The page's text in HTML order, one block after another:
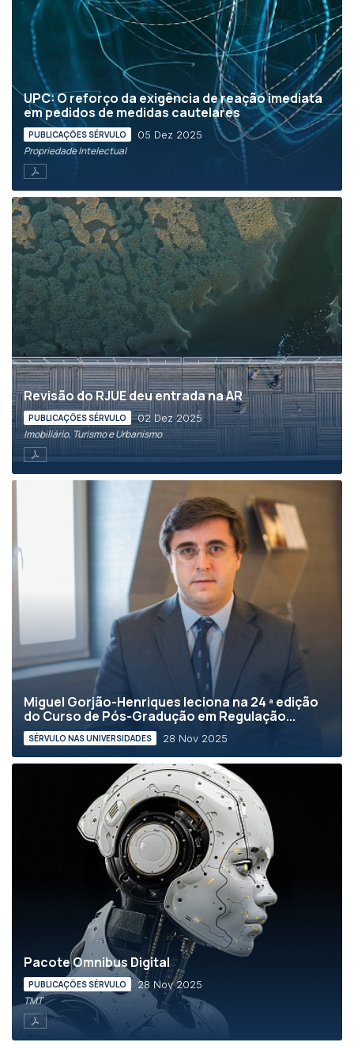
UPC: O reforço da exigência de reação imediata
em pedidos de medidas cautelares
PUBLICAÇÕES SÉRVULO 05 Dez 2025
Propriedade Intelectual
Revisão do RJUE deu entrada na AR
PUBLICAÇÕES SÉRVULO 02 Dez 2025
Imobiliário, Turismo e Urbanismo
Miguel Gorjão-Henriques leciona na 24 ª edição
do Curso de Pós-Gradução em Regulação...
SÉRVULO NAS UNIVERSIDADES 28 Nov 2025
Pacote Omnibus Digital
PUBLICAÇÕES SÉRVULO 28 Nov 2025
TMT